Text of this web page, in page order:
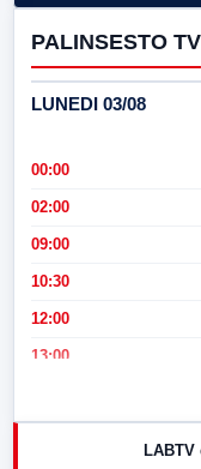
PALINSESTO TV
LUNEDI 03/08
00:00
02:00
09:00
10:30
12:00
13:00
LABTV